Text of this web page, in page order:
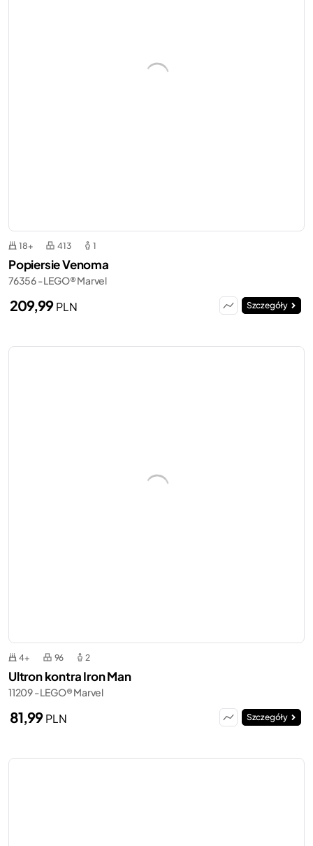
18+ 413 1
Popiersie Venoma
76356 - LEGO® Marvel
209,99PLN Szczegóły
4+ 96 2
Ultron kontra Iron Man
11209 - LEGO® Marvel
81,99PLN Szczegóły